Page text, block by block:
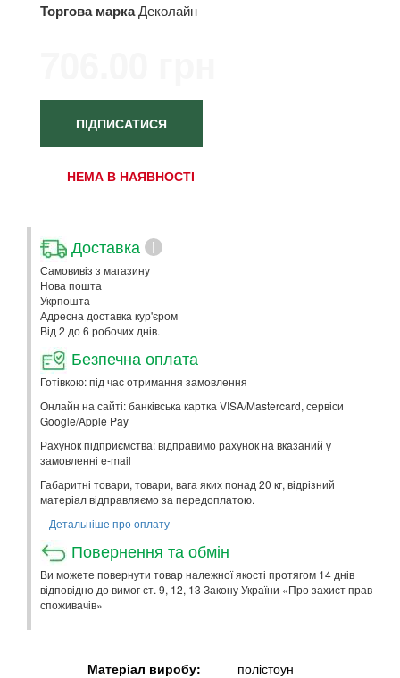
Торгова маркаДеколайн
ПІДПИСАТИСЯ
НЕМА В НАЯВНОСТІ
Доставка i
Самовивіз з магазину
Нова пошта
Укрпошта
Адресна доставка кур'єром
Від 2 до 6 робочих днів.
Безпечна оплата
Готівкою: під час отримання замовлення
Онлайн на сайті: банківська картка VISA/Mastercard, сервіси
Google/Apple Pay
Рахунок підприємства: відправимо рахунок на вказаний у
замовленні e-mail
Габаритні товари, товари, вага яких понад 20 кг, відрізний
матеріал відправляємо за передоплатою.
Детальніше про оплату
Повернення та обмін
Ви можете повернути товар належної якості протягом 14 днів
відповідно до вимог ст. 9, 12, 13 Закону України «Про захист прав
споживачів»
Матеріал виробу:
полістоун